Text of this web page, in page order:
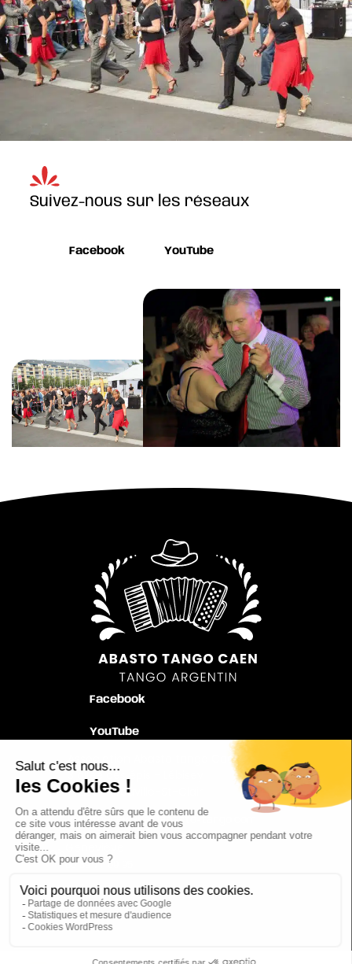
Suivez-nous sur les réseaux
Facebook YouTube
Facebook
YouTube
Association Abasto tango Caen
3 allée des épis - Lébisey
14200 Hérouville-St-Clair
joeletgenevieve@abasto-tango.com
06 89 77 69 95
Joël
06 73 35 60 48